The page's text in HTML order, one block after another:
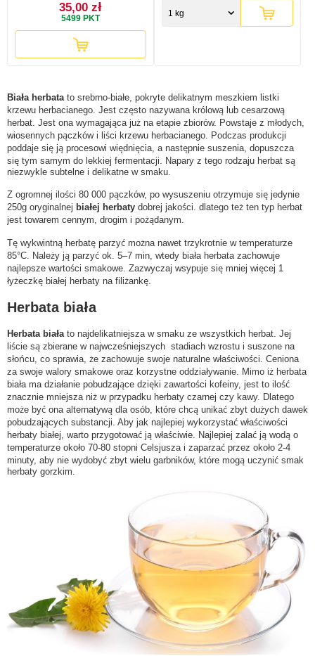
35,00 zł
5499 PKT 1 kg
Biała herbatato srebrno-białe, pokryte delikatnym meszkiem listki
krzewu herbacianego. Jest często nazywana królową lub cesarzową
herbat. Jest ona wymagająca już na etapie zbiorów. Powstaje z młodych,
wiosennych pączków i liści krzewu herbacianego. Podczas produkcji
poddaje się ją procesowi więdnięcia, a następnie suszenia, dopuszcza
się tym samym do lekkiej fermentacji. Napary z tego rodzaju herbat są
niezwykle subtelne i delikatne w smaku.
Z ogromnej ilości 80 000 pączków, po wysuszeniu otrzymuje się jedynie
250g oryginalnej białej herbaty dobrej jakości. dlatego też ten typ herbat
jest towarem cennym, drogim i pożądanym.
Tę wykwintną herbatę parzyć można nawet trzykrotnie w temperaturze
85°C. Należy ją parzyć ok. 5–7 min, wtedy biała herbata zachowuje
najlepsze wartości smakowe. Zazwyczaj wsypuje się mniej więcej 1
łyżeczkę białej herbaty na filiżankę.
Herbata biała
Herbata białato najdelikatniejsza w smaku ze wszystkich herbat. Jej
liście są zbierane w najwcześniejszych stadiach wzrostu i suszone na
słońcu, co sprawia, że zachowuje swoje naturalne właściwości. Ceniona
za swoje walory smakowe oraz korzystne oddziaływanie. Mimo iż herbata
biała ma działanie pobudzające dzięki zawartości kofeiny, jest to ilość
znacznie mniejsza niż w przypadku herbaty czarnej czy kawy. Dlatego
może być ona alternatywą dla osób, które chcą unikać zbyt dużych dawek
pobudzających substancji. Aby jak najlepiej wykorzystać właściwości
herbaty białej, warto przygotować ją właściwie. Najlepiej zalać ją wodą o
temperaturze około 70-80 stopni Celsjusza i zaparzać przez około 2-4
minuty, aby nie wydobyć zbyt wielu garbników, które mogą uczynić smak
herbaty gorzkim.